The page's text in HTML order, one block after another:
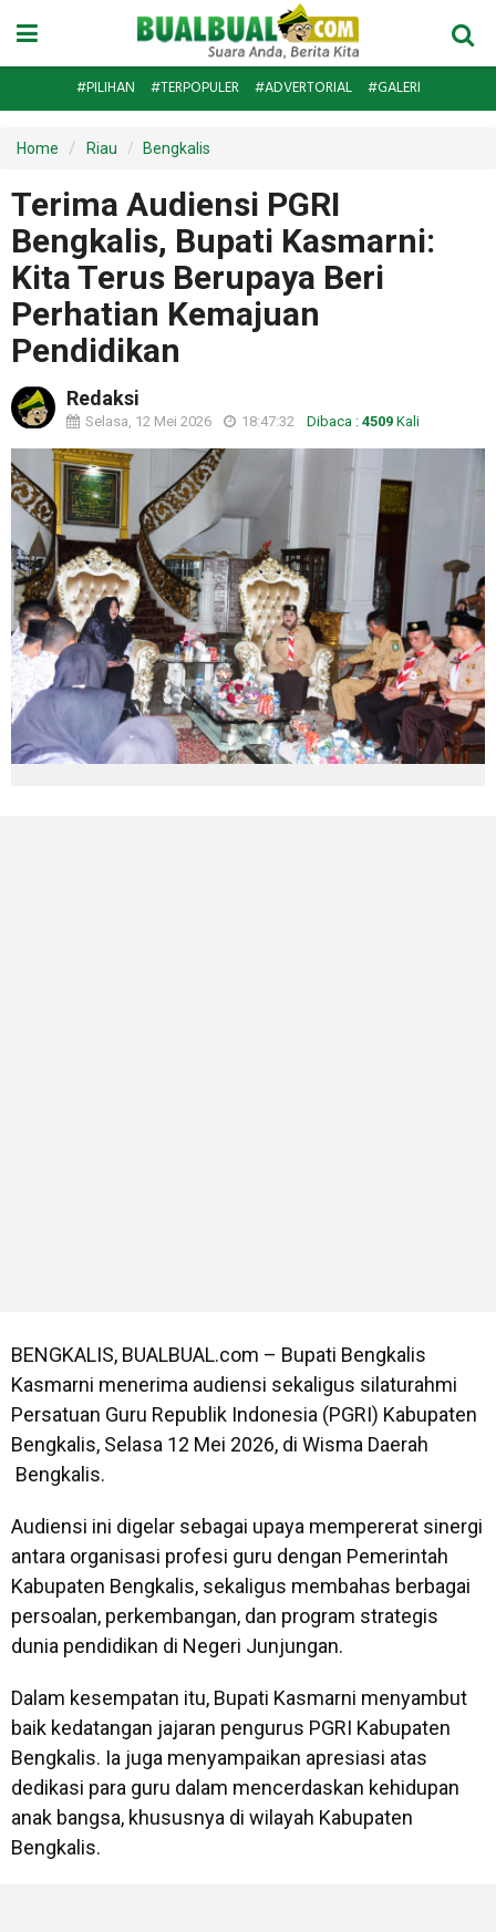
#PILIHAN #TERPOPULER #ADVERTORIAL #GALERI
Home Riau Bengkalis
Terima Audiensi PGRI
Bengkalis, Bupati Kasmarni:
Kita Terus Berupaya Beri
Perhatian Kemajuan
Pendidikan
Redaksi
Selasa, 12 Mei 2026 18:47:32 Dibaca : 4509 Kali
BENGKALIS, BUALBUAL.com – Bupati Bengkalis
Kasmarni menerima audiensi sekaligus silaturahmi
Persatuan Guru Republik Indonesia (PGRI) Kabupaten
Bengkalis, Selasa 12 Mei 2026, di Wisma Daerah
Bengkalis.
Audiensi ini digelar sebagai upaya mempererat sinergi
antara organisasi profesi guru dengan Pemerintah
Kabupaten Bengkalis, sekaligus membahas berbagai
persoalan, perkembangan, dan program strategis
dunia pendidikan di Negeri Junjungan.
Dalam kesempatan itu, Bupati Kasmarni menyambut
baik kedatangan jajaran pengurus PGRI Kabupaten
Bengkalis. Ia juga menyampaikan apresiasi atas
dedikasi para guru dalam mencerdaskan kehidupan
anak bangsa, khususnya di wilayah Kabupaten
Bengkalis.